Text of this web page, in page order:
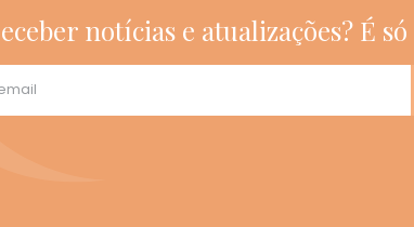
notícias e atualizações? É